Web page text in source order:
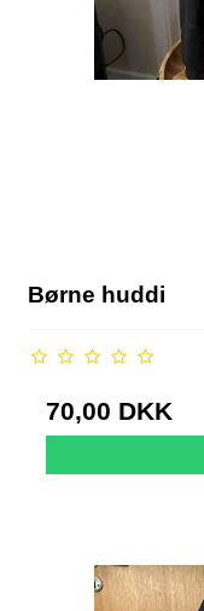
Børne huddi
70,00 DKK